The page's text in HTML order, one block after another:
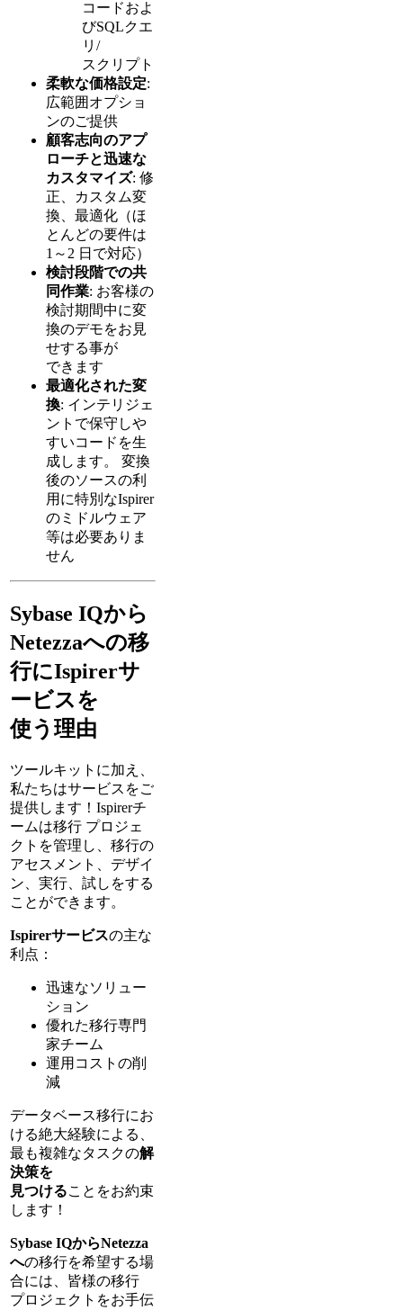
コードおよ
びSQLクエ
リ/
スクリプト
柔軟な価格設定:
広範囲オプショ
ンのご提供
顧客志向のアプ
ローチと迅速な
カスタマイズ: 修
正、カスタム変
換、最適化（ほ
とんどの要件は
1～2 日で対応）
検討段階での共
同作業: お客様の
検討期間中に変
換のデモをお見
せする事が
できます
最適化された変
換: インテリジェ
ントで保守しや
すいコードを生
成します。 変換
後のソースの利
用に特別なIspirer
のミドルウェア
等は必要ありま
せん
Sybase IQから
Netezzaへの移
行にIspirerサ
ービスを
使う理由
ツールキットに加え、
私たちはサービスをご
提供します！Ispirerチ
ームは移行 プロジェ
クトを管理し、移行の
アセスメント、デザイ
ン、実行、試しをする
ことができます。
Ispirerサービスの主な
利点：
迅速なソリュー
ション
優れた移行専門
家チーム
運用コストの削
減
データベース移行にお
ける絶大経験による、
最も複雑なタスクの解
決策を
見つけることをお約束
します！
Sybase IQからNetezza
への移行を希望する場
合には、皆様の移行
プロジェクトをお手伝